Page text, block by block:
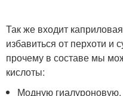
Так же входит
избавиться от перхоти и
прочему в составе мы
кислоты:
Модную гиалуроновую,